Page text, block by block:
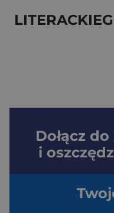
Dołącz do
i